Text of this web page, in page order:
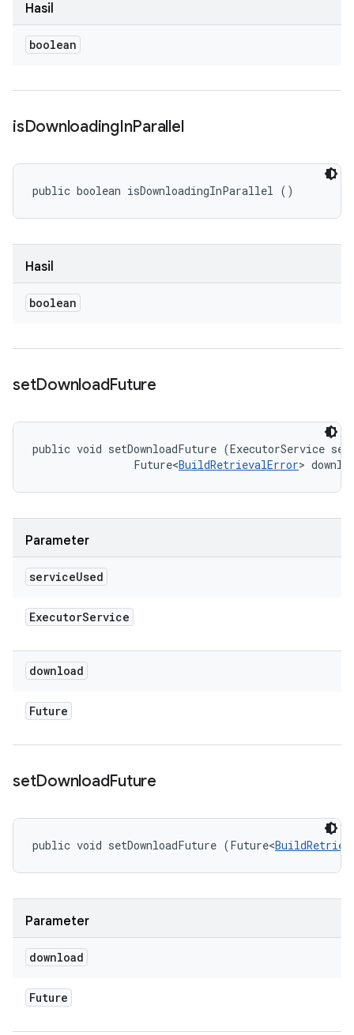
Hasil
boolean
isDownloadingInParallel
public boolean isDownloadingInParallel ()
Hasil
boolean
setDownloadFuture
public void setDownloadFuture (ExecutorService
                Future<
BuildRetrievalError>
Parameter
serviceUsed
ExecutorService
download
Future
setDownloadFuture
public void setDownloadFuture (Future<
Parameter
download
Future